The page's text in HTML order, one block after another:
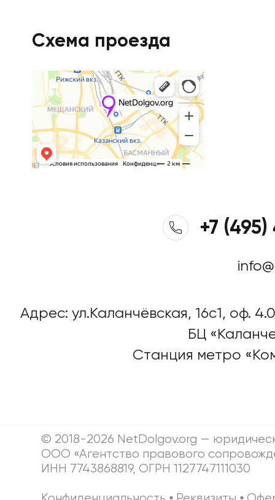
Схема проезда
+7
Адрес: ул.Каланчёвская, 16c1, оф.
БЦ
Станция метро
© 2018-2026 NetDolgov.org —
ООО «Агентство правового
ИНН 7743868819, ОГРН 1127747111030